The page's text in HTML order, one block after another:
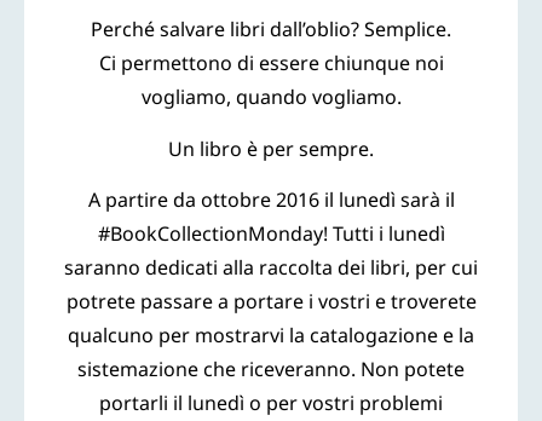
Perché salvare libri dall’oblio? Semplice.
Ci permettono di essere chiunque noi
vogliamo, quando vogliamo.
Un libro è per sempre.
A partire da ottobre 2016 il lunedì sarà il
#BookCollectionMonday! Tutti i lunedì
saranno dedicati alla raccolta dei libri, per cui
potrete passare a portare i vostri e troverete
qualcuno per mostrarvi la catalogazione e la
sistemazione che riceveranno. Non potete
portarli il lunedì o per vostri problemi